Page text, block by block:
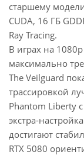
старшему
CUDA, 16 ГБ
Ray Tracing.
В играх на
максимально
The Veilguard
трассировкой
Phantom Liberty
экстра-
достигают
RTX 5080